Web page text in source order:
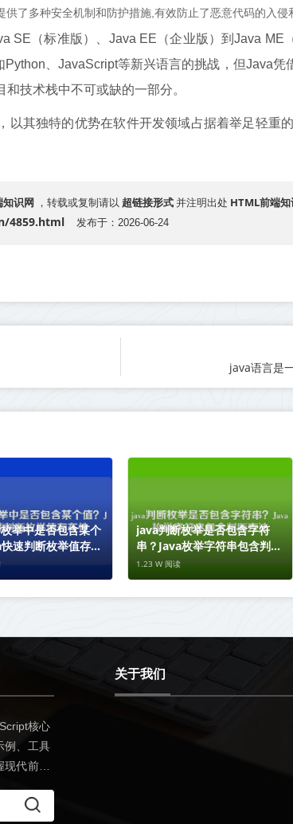
了多种安全机制和防护措施,有效防止了恶意代码的入侵
SE（标准版）、Java EE（企业版）到Java ME
、JavaScript等新兴语言的挑战，但Java凭
技术栈中不可或缺的一部分。
，以其独特的优势在软件开发领域占据着举足轻重
知识网 ，转载或复制请以 超链接形式 并注明出处 HTML前端
4859.html 发布于：2026-06-24
java语言是
举中是否包含某个
速判断枚举值存在
java判断枚举是否包含字符
串？Java枚举字符串包含判断
方法
1.23 W 阅读
核心
例、工具
代前端
关于我们